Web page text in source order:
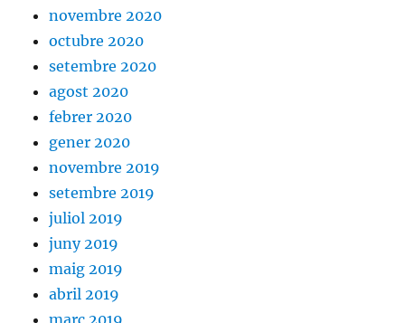
novembre 2020
octubre 2020
setembre 2020
agost 2020
febrer 2020
gener 2020
novembre 2019
setembre 2019
juliol 2019
juny 2019
maig 2019
abril 2019
març 2019